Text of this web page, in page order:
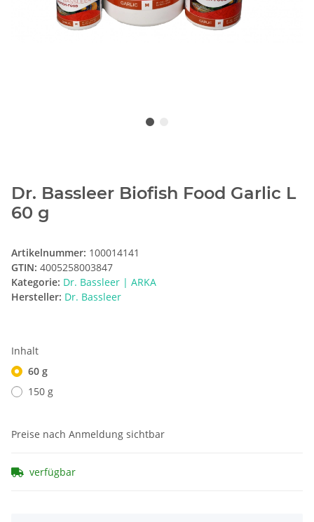
Dr. Bassleer Biofish Food Garlic L
60 g
Artikelnummer: 100014141
GTIN: 4005258003847
Kategorie: Dr. Bassleer | ARKA
Hersteller: Dr. Bassleer
Inhalt
60 g
150 g
Preise nach Anmeldung sichtbar
verfügbar